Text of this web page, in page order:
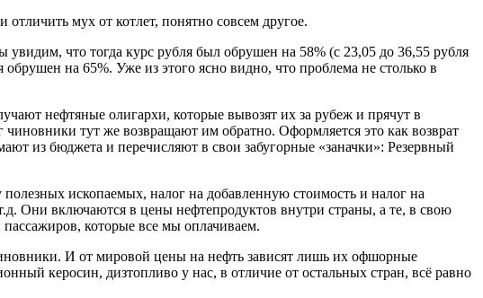
мух от котлет, понятно совсем другое.
увидим, что тогда курс рубля был обрушен на 58% (с 23,05 до 36,55 рубля
на 65%. Уже из этого ясно видно, что проблема не столько в
нефтяные олигархи, которые вывозят их за рубеж и прячут в
тут же возвращают им обратно. Оформляется это как возврат
из бюджета и перечисляют в свои забугорные «заначки»: Резервный
ископаемых, налог на добавленную стоимость и налог на
Они включаются в цены нефтепродуктов внутри страны, а те, в свою
которые все мы оплачиваем.
И от мировой цены на нефть зависят лишь их офшорные
керосин, дизтопливо у нас, в отличие от остальных стран, всё равно